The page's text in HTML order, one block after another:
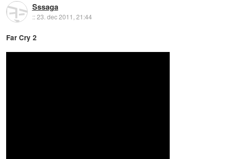
Sssaga
::23. dec 2011, 21:44
Far Cry 2